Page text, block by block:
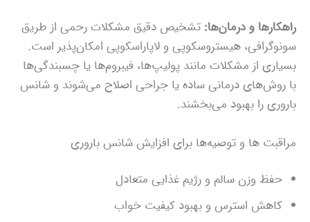
راهکارها و درمان‌ها: تشخیص دقیق مشکلات رحمی از طریق
سونوگرافی، هیستروسکوپی و لاپاراسکوپی امکان‌پذیر است.
بسیاری از مشکلات مانند پولیپ‌ها، فیبروم‌ها یا چسبندگی‌ها
با روش‌های درمانی ساده یا جراحی اصلاح می‌شوند و شانس
باروری را بهبود می‌بخشند.
مراقبت‌ ها و توصیه‌ها برای افزایش شانس باروری
حفظ وزن سالم و رژیم غذایی متعادل
کاهش استرس و بهبود کیفیت خواب